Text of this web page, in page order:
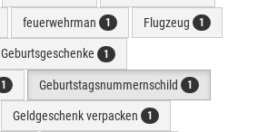
feuerwehrman 1 Flugzeug 1
Geburtsgeschenke 1
1 Geburtstagsnummernschild 1
Geldgeschenk verpacken 1